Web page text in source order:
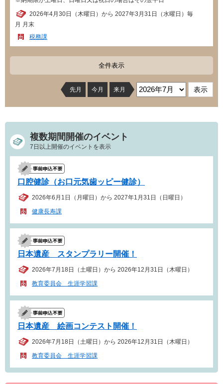
2026年4月30日（木曜日）から 2027年3月31日（水曜日）毎
月 月末
税務課
全件表示
先月 今月 来月
複数期間開催のイベント
7日以上開催のイベントを表示
口腔健診（お口元気歯ッピー健診）
2026年6月1日（月曜日）から 2027年1月31日（日曜日）
健康長寿課
日本遺産 スタンプラリー開催！
2026年7月18日（土曜日）から 2026年12月31日（木曜日）
教育委員会 生涯学習課
日本遺産 絵画コンテスト開催！
2026年7月18日（土曜日）から 2026年12月31日（木曜日）
教育委員会 生涯学習課